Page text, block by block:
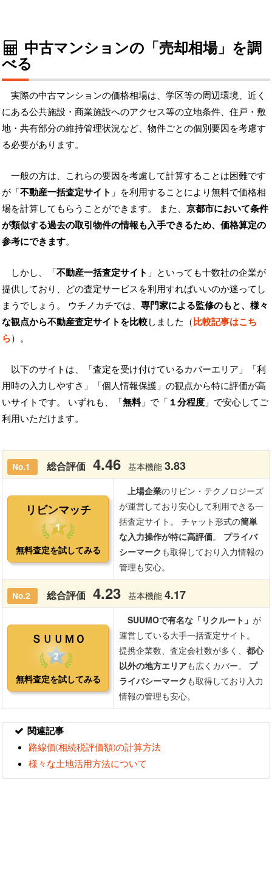
中古マンションの「売却相場」を調
べる
実際の中古マンションの価格相場は、学区等の周辺環境、近く
にある公共施設・商業施設へのアクセス等の立地条件、住戸・敷
地・共有部分の維持管理状況など、物件ごとの個別要因を考慮す
る必要があります。
一般の方は、これらの要因を考慮して計算することは困難です
が「不動産一括査定サイト 」を利用することにより無料で価格相
場を計算してもらうことができます。 また、 京都市において条件
が類似する過去の取引物件の情報も入手できるため、価格算定の
参考にできます。
しかし、「不動産一括査定サイト 」といっても十数社の企業が
提供しており、どの査定サービスを利用すればいいのか迷ってし
まうでしょう。 ウチノカチでは、 専門家による監修のもと、様々
な観点から不動産査定サイトを比較しました（比較記事はこち
ら）。
以下のサイトは、「査定を受け付けているカバーエリア」「利
用時の入力しやすさ」「個人情報保護」の観点から特に評価が高
いサイトです。 いずれも、「無料」で「 １分程度 」で安心してご
利用いただけます。
関連記事
路線価(相続税評価額)の計算方法
様々な土地活用方法について